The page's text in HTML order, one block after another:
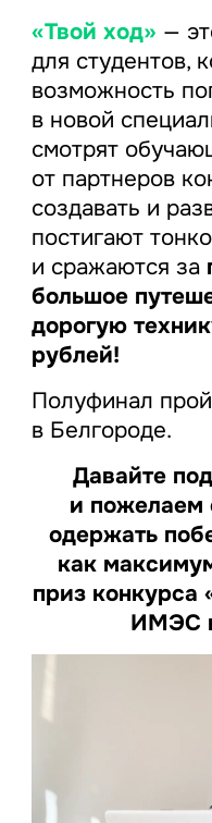
«Твой ход» —
для студентов,
возможность
в новой
смотрят
от партнеров
создавать и
постигают
и сражаются за
большое
дорогую
рублей!
Полуфинал
в Белгороде.
Давайте
и пожелаем
одержать
как
приз конкурса
ИМЭС